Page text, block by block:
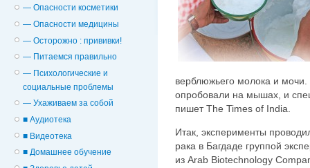
— Опасности косметики
— Опасности медицины
— Осторожно : прививки!
— Питаемся правильно
— Психологические и
cоциальные проблемы
— Ухаживаем за собой
■ Аудиотека
■ Видеотека
■ Домашнее обучение
верблюжьего молока и
опробовали на мышах, и
пишет The Times of India.
Итак, эксперименты
рака в Багдаде группой
из Arab Biotechnology